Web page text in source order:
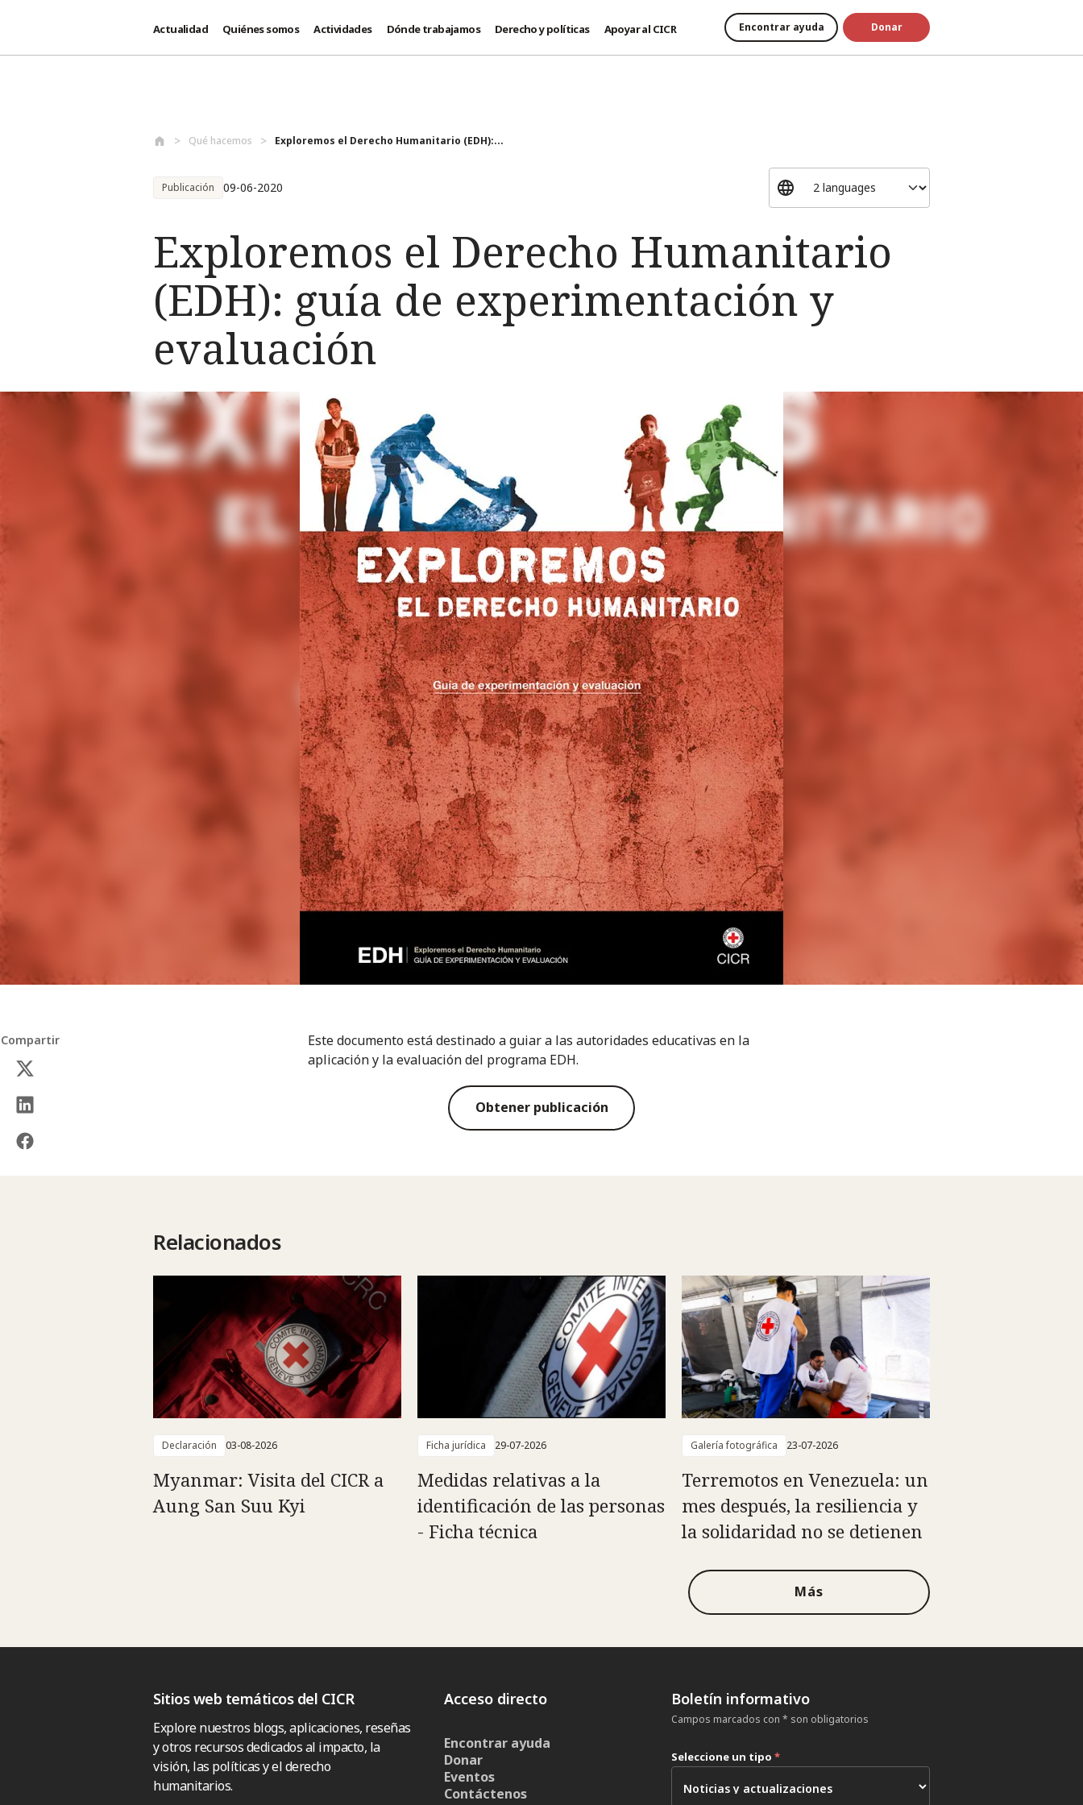
Actualidad Quiénes somos Actividades Dónde trabajamos Derecho y políticas Apoyar al CICR Encontrar ayuda Donar
Qué hacemos Exploremos el Derecho Humanitario (EDH):...
Publicación 09-06-2020
Exploremos el Derecho Humanitario
(EDH): guía de experimentación y
evaluación
Compartir
Este documento está destinado a guiar a las autoridades educativas en la
aplicación y la evaluación del programa EDH.
Obtener publicación
Relacionados
Declaración 03-08-2026
Myanmar: Visita del CICR a
Aung San Suu Kyi
Ficha jurídica 29-07-2026
Medidas relativas a la
identificación de las personas
- Ficha técnica
Galería fotográfica 23-07-2026
Terremotos en Venezuela: un
mes después, la resiliencia y
la solidaridad no se detienen
Más
Sitios web temáticos del CICR
Explore nuestros blogs, aplicaciones, reseñas
y otros recursos dedicados al impacto, la
visión, las políticas y el derecho
humanitarios.
Acceso directo
Encontrar ayuda
Donar
Eventos
Contáctenos
Boletín informativo
Campos marcados con * son obligatorios
Seleccione un tipo *